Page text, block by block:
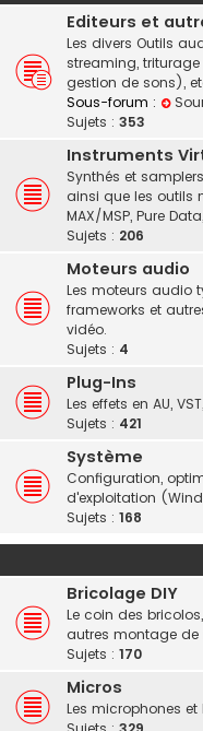
Editeurs et
Les divers Outils
streaming,
gestion de sons),
Sous-forum :
Sujets : 353
Instruments
Synthés et
ainsi que les outils
MAX/MSP, Pure
Sujets : 206
Moteurs audio
Les moteurs audio
frameworks et
vidéo.
Sujets : 4
Plug-Ins
Les effets en AU,
Sujets : 421
Système
Configuration,
d'exploitation
Sujets : 168
Bricolage DIY
Le coin des
autres montage de
Sujets : 170
Micros
Les microphones